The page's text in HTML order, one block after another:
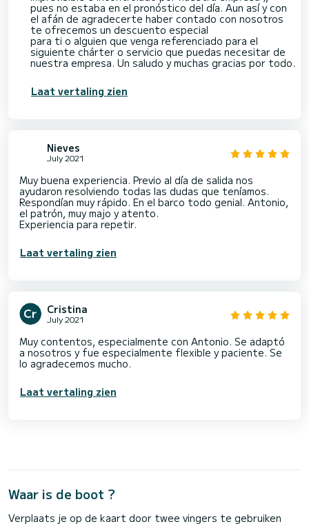
pues no estaba en el pronóstico del día. Aun así y con
el afán de agradecerte haber contado con nosotros
te ofrecemos un descuento especial
para ti o alguien que venga referenciado para el
siguiente chárter o servicio que puedas necesitar de
nuestra empresa. Un saludo y muchas gracias por todo.
Laat vertaling zien
Nieves
July 2021
Muy buena experiencia. Previo al día de salida nos
ayudaron resolviendo todas las dudas que teníamos.
Respondían muy rápido. En el barco todo genial. Antonio,
el patrón, muy majo y atento.
Experiencia para repetir.
Laat vertaling zien
Cristina
July 2021
Muy contentos, especialmente con Antonio. Se adaptó
a nosotros y fue especialmente flexible y paciente. Se
lo agradecemos mucho.
Laat vertaling zien
Waar is de boot ?
Verplaats je op de kaart door twee vingers te gebruiken